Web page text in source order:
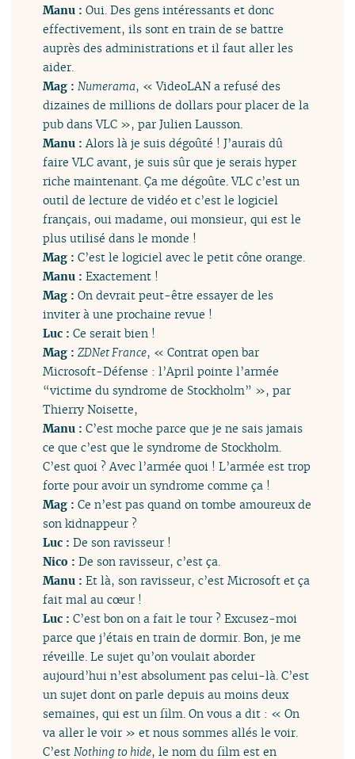
Manu :Oui. Des gens intéressants et donc
effectivement, ils sont en train de se battre
auprès des administrations et il faut aller les
aider.
Mag :Numerama, « VideoLAN a refusé des
dizaines de millions de dollars pour placer de la
pub dans VLC », par Julien Lausson.
Manu :Alors là je suis dégoûté ! J’aurais dû
faire VLC avant, je suis sûr que je serais hyper
riche maintenant. Ça me dégoûte. VLC c’est un
outil de lecture de vidéo et c’est le logiciel
français, oui madame, oui monsieur, qui est le
plus utilisé dans le monde !
Mag :C’est le logiciel avec le petit cône orange.
Manu :Exactement !
Mag :On devrait peut-être essayer de les
inviter à une prochaine revue !
Luc :Ce serait bien !
Mag :ZDNet France, « Contrat open bar
Microsoft-Défense : l’April pointe l’armée
“victime du syndrome de Stockholm” », par
Thierry Noisette,
Manu :C’est moche parce que je ne sais jamais
ce que c’est que le syndrome de Stockholm.
C’est quoi ? Avec l’armée quoi ! L’armée est trop
forte pour avoir un syndrome comme ça !
Mag :Ce n’est pas quand on tombe amoureux de
son kidnappeur ?
Luc :De son ravisseur !
Nico :De son ravisseur, c’est ça.
Manu :Et là, son ravisseur, c’est Microsoft et ça
fait mal au cœur !
Luc :C’est bon on a fait le tour ? Excusez-moi
parce que j’étais en train de dormir. Bon, je me
réveille. Le sujet qu’on voulait aborder
aujourd’hui n’est absolument pas celui-là. C’est
un sujet dont on parle depuis au moins deux
semaines, qui est un film. On vous a dit : « On
va aller le voir » et nous sommes allés le voir.
C’estNothing to hide, le nom du film est en